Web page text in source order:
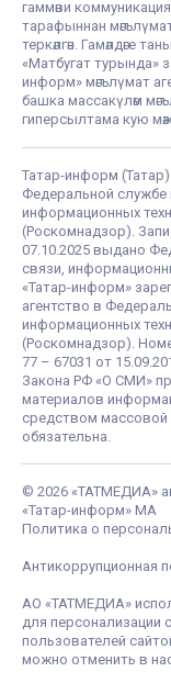
гаммәви
тарафыннан
теркәлгән.
«Матбугат турында»
информ» мәгълүмат
башка массакүләм
гиперсылтама кую
Татар-информ
Федеральной службе
информационных
(Роскомнадзор).
07.10.2025 выдано
связи,
«Татар-информ»
агентство в
информационных
(Роскомнадзор).
77 – 67031 от
Закона РФ «О СМИ»
материалов
средством массовой
обязательна.
© 2026 «ТАТМЕДИА»
«Татар-информ» МА
Политика о
Антикоррупционная
АО «ТАТМЕДИА»
для персонализации
пользователей
можно отменить в